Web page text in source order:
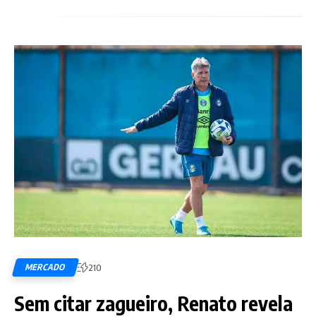
MERCADO 210
Sem citar zagueiro, Renato revela